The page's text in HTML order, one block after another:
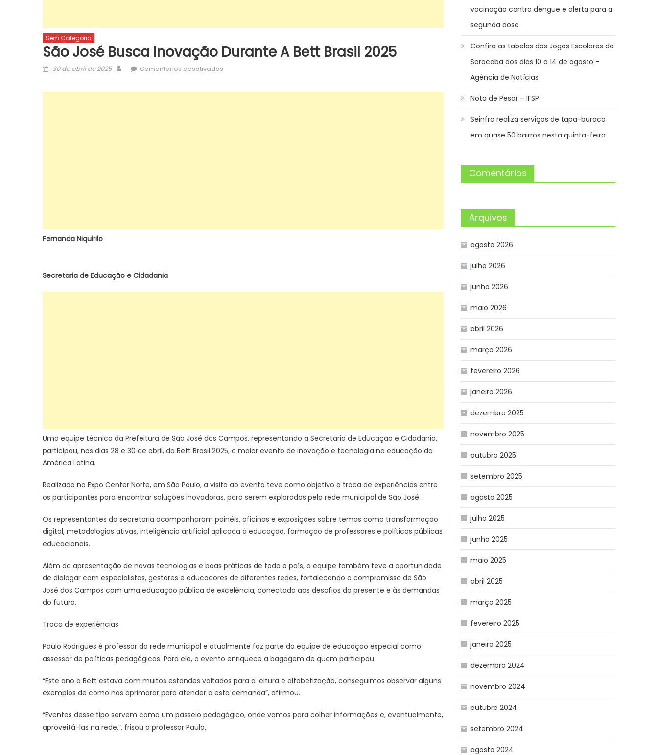
Sem Categoria
São José Busca Inovação Durante A Bett Brasil 2025
Posted
30 de abril de 2025 AuthorComentários desativados
José
Fernanda Niquirilo
Secretaria de Educação e Cidadania
Uma equipe técnica da Prefeitura de São José dos Campos, representando a Secretaria de Educação e Cidadania,
participou, nos dias 28 e 30 de abril, da Bett Brasil 2025, o maior evento de inovação e tecnologia na educação da
América Latina.
Realizado no Expo Center Norte, em São Paulo, a visita ao evento teve como objetivo a troca de experiências entre
os participantes para encontrar soluções inovadoras, para serem exploradas pela rede municipal de São José.
Os representantes da secretaria acompanharam painéis, oficinas e exposições sobre temas como transformação
digital, metodologias ativas, inteligência artificial aplicada à educação, formação de professores e políticas públicas
educacionais.
Além da apresentação de novas tecnologias e boas práticas de todo o país, a equipe também teve a oportunidade
de dialogar com especialistas, gestores e educadores de diferentes redes, fortalecendo o compromisso de São
José dos Campos com uma educação pública de excelência, conectada aos desafios do presente e às demandas
do futuro.
Troca de experiências
Paulo Rodrigues é professor da rede municipal e atualmente faz parte da equipe de educação especial como
assessor de políticas pedagógicas. Para ele, o evento enriquece a bagagem de quem participou.
“Este ano a Bett estava com muitos estandes voltados para a leitura e alfabetização, conseguimos observar alguns
exemplos de como nos aprimorar para atender a esta demanda”, afirmou.
“Eventos desse tipo servem como um passeio pedagógico, onde vamos para colher informações e, eventualmente,
aproveitá-las na rede.”, frisou o professor Paulo.
vacinação contra dengue e alerta para a
segunda dose
Confira as tabelas dos Jogos Escolares de
Sorocaba dos dias 10 a 14 de agosto –
Agência de Notícias
Nota de Pesar – IFSP
Seinfra realiza serviços de tapa-buraco
em quase 50 bairros nesta quinta-feira
Comentários
Arquivos
agosto 2026
julho 2026
junho 2026
maio 2026
abril 2026
março 2026
fevereiro 2026
janeiro 2026
dezembro 2025
novembro 2025
outubro 2025
setembro 2025
agosto 2025
julho 2025
junho 2025
maio 2025
abril 2025
março 2025
fevereiro 2025
janeiro 2025
dezembro 2024
novembro 2024
outubro 2024
setembro 2024
agosto 2024